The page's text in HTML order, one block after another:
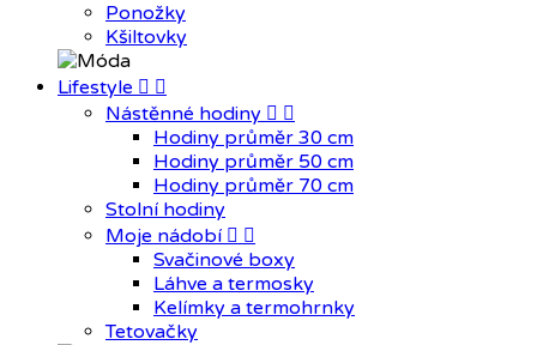
Ponožky
Kšiltovky
Lifestyle  
Nástěnné hodiny  
Hodiny průměr 30 cm
Hodiny průměr 50 cm
Hodiny průměr 70 cm
Stolní hodiny
Moje nádobí  
Svačinové boxy
Láhve a termosky
Kelímky a termohrnky
Tetovačky